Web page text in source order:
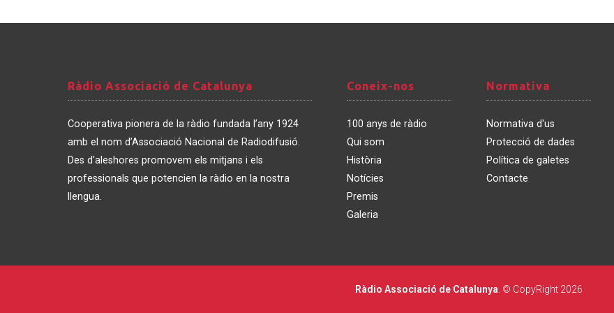
Ràdio
Associació
de
Catalunya
Ràdio Associació de Catalunya
Cooperativa pionera de la ràdio fundada l’any 1924
amb el nom d’Associació Nacional de Radiodifusió.
Des d'aleshores promovem els mitjans i els
professionals que potencien la ràdio en la nostra
llengua.
Coneix-
nos
Coneix-nos
100 anys de ràdio
Qui som
Història
Notícies
Premis
Galeria
Normativa
Normativa
Normativa d'us
Protecció de dades
Política de galetes
Contacte
Ràdio Associació de Catalunya . © CopyRight 2026